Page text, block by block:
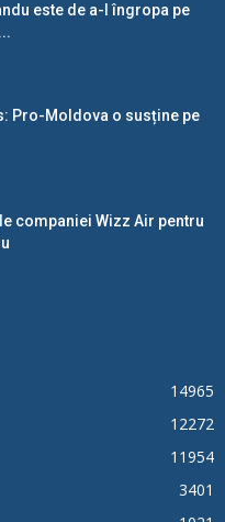
este de a-l îngropa pe
Pro-Moldova o susține pe
companiei Wizz Air pentru
14965
12272
11954
3401